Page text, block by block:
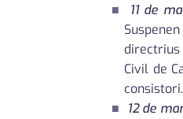
11 de
Civil de
12 de